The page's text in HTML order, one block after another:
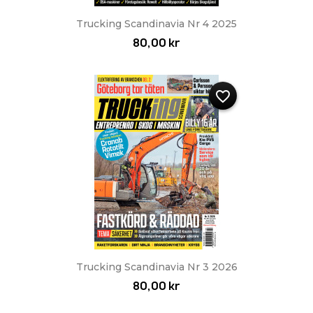
Trucking Scandinavia Nr 4 2025
80,00 kr
Trucking Scandinavia Nr 3 2026
80,00 kr
favorite_border